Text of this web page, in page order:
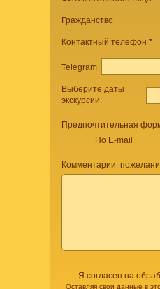
Гражданство
Контактный телефон *
Telegram
Выберите даты
экскурсии:
Предпочтительная
По E-mail
Комментарии,
Я согласен на
Оставляя свои данные в